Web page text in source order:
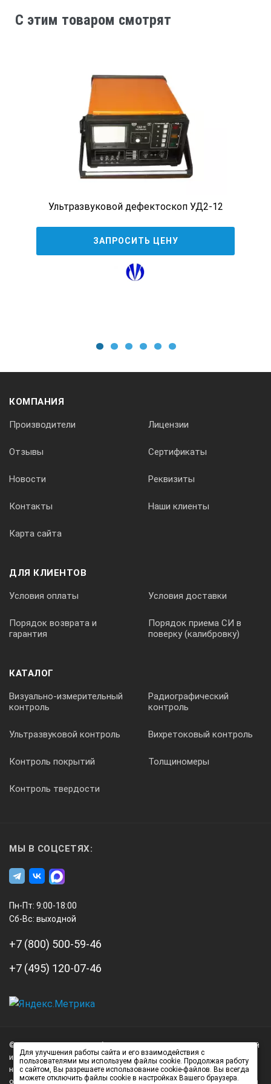
Диапазон частот
Разъем для подключения преобразователя
Передатчик импульсов
100-2000 МГц
Max.500V с шагом 50V
Ширина импульсов
10-500ns с шагом 20ns
Демпфирование
-
Задержка
C этим товаром смотрят
Ультразвуковой дефектоскоп УД2-12
ЗАПРОСИТЬ ЦЕНУ
КОМПАНИЯ
Производители Лицензии
Отзывы Сертификаты
Новости Реквизиты
Контакты Наши клиенты
Карта сайта
ДЛЯ КЛИЕНТОВ
Условия оплаты Условия доставки
Порядок возврата и
гарантия
Порядок приема СИ в
поверку (калибровку)
КАТАЛОГ
Визуально-измерительный
контроль
Радиографический
контроль
Ультразвуковой контроль Вихретоковый контроль
Контроль покрытий Толщиномеры
Контроль твердости
МЫ В СОЦСЕТЯХ:
Пн-Пт: 9:00-18:00
Сб-Вс: выходной
+7 (800) 500-59-46
+7 (495) 120-07-46
Нагорный
проезд
д.7
© 2026 А3 Инжиниринг Обращаем Ваше внимание на то, что данный
интернет-сайт носит исключительно информационный характер и
ни при каких условиях не является публичной офертой,
определяемой положениями статьи 437 (2) Гражданского кодекса
Для улучшения работы сайта и его взаимодействия с
пользователями мы используем файлы cookie. Продолжая работу
с сайтом, Вы разрешаете использование cookie-файлов. Вы всегда
можете отключить файлы cookie в настройках Вашего браузера.